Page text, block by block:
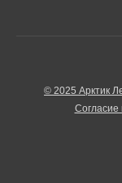
© 2025 Арктик
Согласие